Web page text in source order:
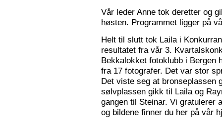
Vår leder Anne tok deretter og
høsten. Programmet ligger på
Helt til slutt tok Laila i
resultatet fra vår 3.
Bekkalokket fotoklubb i
fra 17 fotografer. Det var stor
Det viste seg at bronseplassen
sølvplassen gikk til Laila og
gangen til Steinar. Vi gratulerer
og bildene finner du her på vår